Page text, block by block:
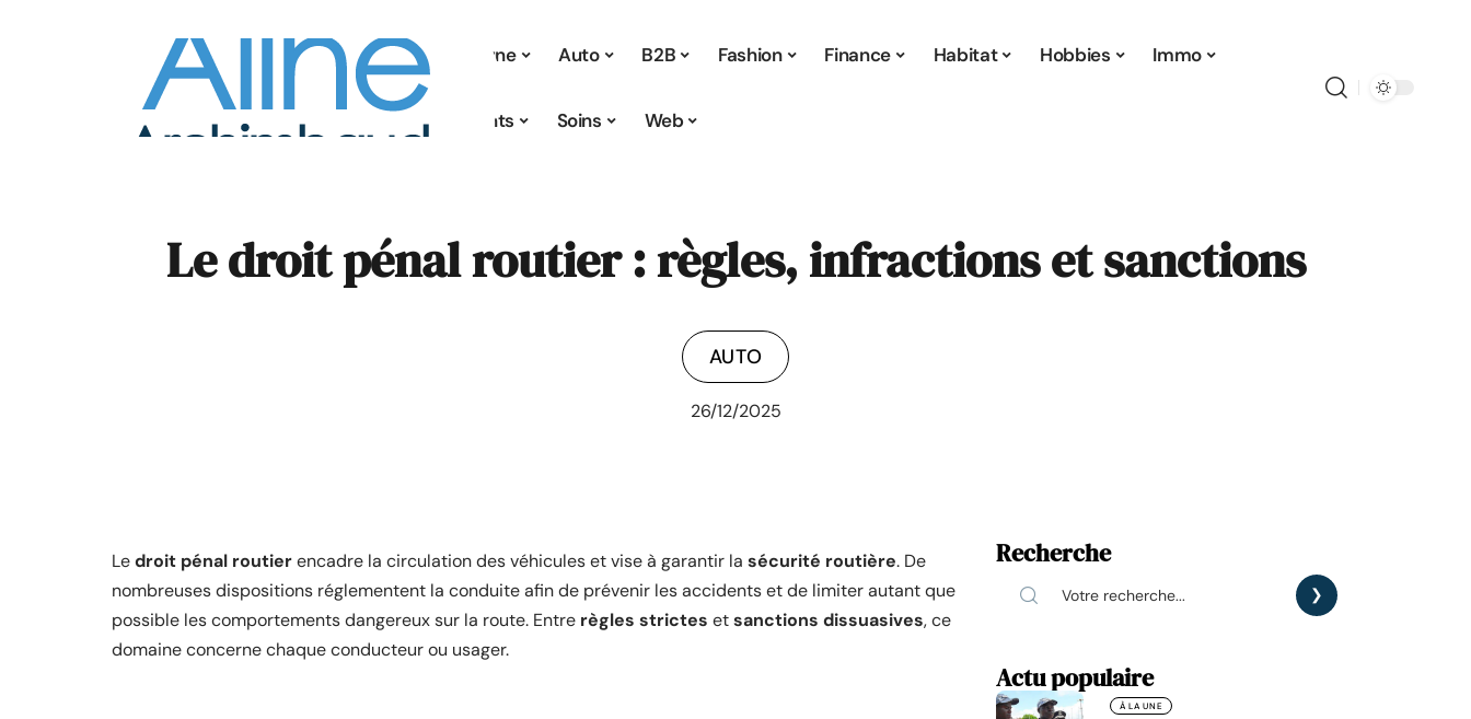
À la une Auto B2B Fashion Finance Habitat Hobbies Immo
Parents Soins Web
Le droit pénal routier : règles, infractions et sanctions
AUTO
26/12/2025
Ledroit pénal routierencadre la circulation des véhicules et vise à garantir la sécurité routière. De
nombreuses dispositions réglementent la conduite afin de prévenir les accidents et de limiter autant que
possible les comportements dangereux sur la route. Entre règles strictes etsanctions dissuasives, ce
domaine concerne chaque conducteur ou usager.
Recherche
Actu populaire
À LA UNE